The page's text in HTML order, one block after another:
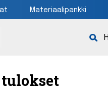
Materiaalipankki